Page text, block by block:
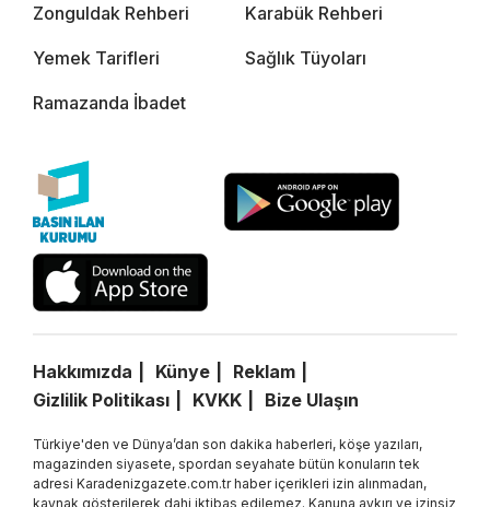
Zonguldak Rehberi Karabük Rehberi
Yemek Tarifleri Sağlık Tüyoları
Ramazanda İbadet
Hakkımızda Künye
Reklam
Gizlilik Politikası
KVKK Bize Ulaşın
Türkiye'den ve Dünya’dan son dakika haberleri, köşe yazıları,
magazinden siyasete, spordan seyahate bütün konuların tek
adresi Karadenizgazete.com.tr haber içerikleri izin alınmadan,
kaynak gösterilerek dahi iktibas edilemez. Kanuna aykırı ve izinsiz